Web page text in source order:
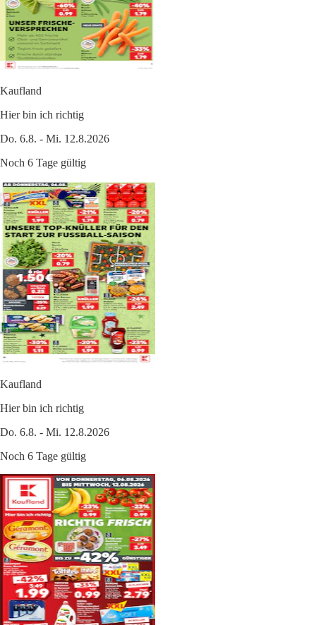
Kaufland
Hier bin ich richtig
Do. 6.8. - Mi. 12.8.2026
Noch 6 Tage gültig
Kaufland
Hier bin ich richtig
Do. 6.8. - Mi. 12.8.2026
Noch 6 Tage gültig